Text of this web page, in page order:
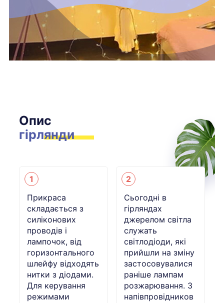
Опис
гірлянди
1
Прикраса
складається з
силіконових
проводів і
лампочок, від
горизонтального
шлейфу відходять
нитки з діодами.
Для керування
режимами
2
Сьогодні в
гірляндах
джерелом світла
служать
світлодіоди, які
прийшли на зміну
застосовувалися
раніше лампам
розжарювання. З
напівпровідников